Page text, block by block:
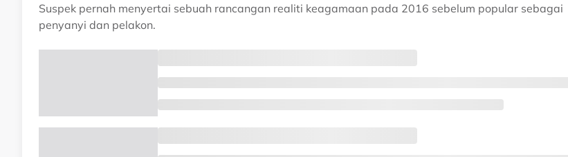
Suspek pernah menyertai sebuah rancangan realiti keagamaan pada 2016 sebelum popular sebagai
penyanyi dan pelakon.